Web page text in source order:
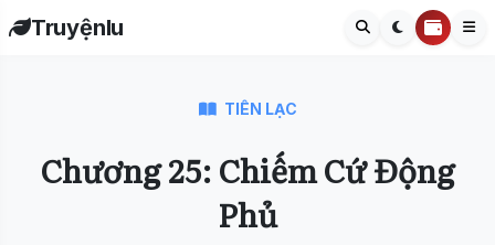
Truyệnlu
TIÊN LẠC
Chương 25: Chiếm Cứ Động
Phủ